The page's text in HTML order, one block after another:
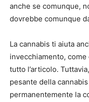
anche se comunque,
dovrebbe comunque
La cannabis ti aiuta
invecchiamento,
tutto l’articolo.
pesante della
permanentemente la